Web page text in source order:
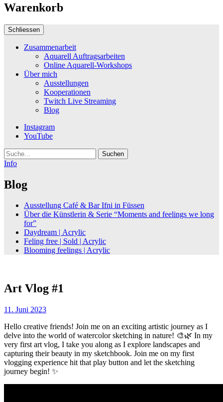
Warenkorb
Schliessen
Zusammenarbeit
Aquarell Auftragsarbeiten
Online Aquarell-Workshops
Über mich
Ausstellungen
Kooperationen
Twitch Live Streaming
Blog
Instagram
YouTube
Suche
Info
Blog
Ausstellung Café & Bar Ifni in Füssen
Über die Künstlerin & Serie “Moments and feelings we long
for”
Daydream | Acrylic
Feling free | Sold | Acrylic
Blooming feelings | Acrylic
Art Vlog #1
11. Juni 2023
Hello creative friends! Join me on an exciting artistic journey as I
delve into the world of watercolor sketching in nature! 🎨🌿 In my
very first art vlog, I take you along as I explore landscapes and
capturing their beauty in my sketchbook. Join me on my first
vlogging experience hit that play button and let the sketching
journey begin! ✨